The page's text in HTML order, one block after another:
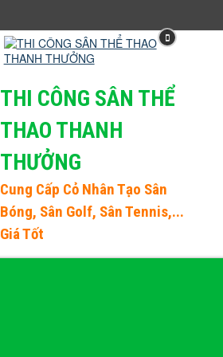
THI CÔNG SÂN THỂ
THAO THANH
THƯỞNG
Cung Cấp Cỏ Nhân Tạo Sân
Bóng, Sân Golf, Sân Tennis,...
Giá Tốt